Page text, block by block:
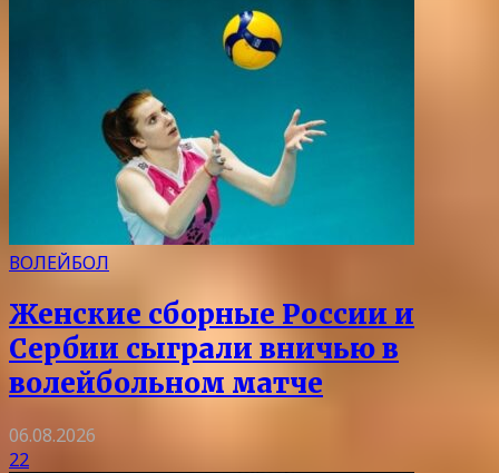
ВОЛЕЙБОЛ
Женские сборные России и
Сербии сыграли вничью в
волейбольном матче
06.08.2026
22